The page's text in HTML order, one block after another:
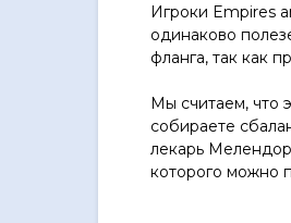
Игроки Empires
одинаково
фланга, так как
Мы считаем, что
собираете
лекарь
которого можно